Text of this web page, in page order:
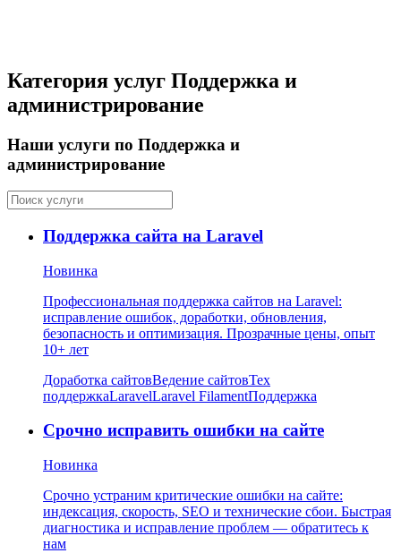
Категория услуг Поддержка и
администрирование
Наши услуги по Поддержка и
администрирование
Поддержка сайта на Laravel
Новинка
Профессиональная поддержка сайтов на Laravel:
исправление ошибок, доработки, обновления,
безопасность и оптимизация. Прозрачные цены, опыт
10+ лет
Доработка сайтовВедение сайтовТех
поддержкаLaravelLaravel FilamentПоддержка
Срочно исправить ошибки на сайте
Новинка
Срочно устраним критические ошибки на сайте:
индексация, скорость, SEO и технические сбои. Быстрая
диагностика и исправление проблем — обратитесь к
нам